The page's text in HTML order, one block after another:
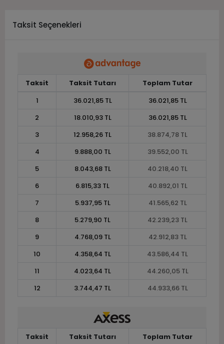
Taksit Seçenekleri
Taksit Taksit Tutarı
Toplam Tutar
1
36.021,85 TL
36.021,85 TL
2
18.010,93 TL
36.021,85 TL
3
12.958,26 TL
38.874,78 TL
4
9.888,00 TL
39.552,00 TL
5
8.043,68 TL
40.218,40 TL
6
6.815,33 TL
40.892,01 TL
7
5.937,95 TL
41.565,62 TL
8
5.279,90 TL
42.239,23 TL
9
4.768,09 TL
42.912,83 TL
10
4.358,64 TL
43.586,44 TL
11
4.023,64 TL
44.260,05 TL
12
3.744,47 TL 44.933,66 TL
Taksit Taksit Tutarı
Toplam Tutar